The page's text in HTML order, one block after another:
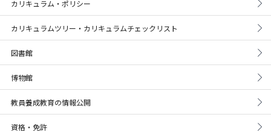
カリキュラム・ポリシー
カリキュラムツリー・カリキュラムチェックリスト
図書館
博物館
教員養成教育の情報公開
資格・免許